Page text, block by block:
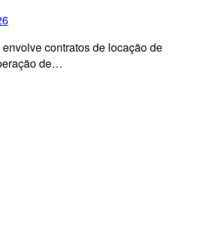
contratos de locação de
de…